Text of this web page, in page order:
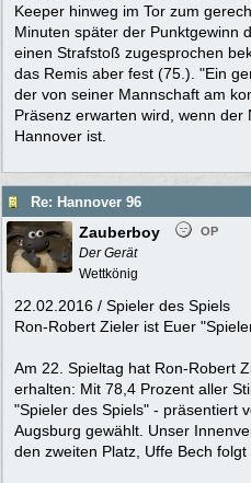
Keeper hinweg im Tor zum
Minuten später der Punktgewinn
einen Strafstoß zugesprochen
das Remis aber fest (75.). "Ein
der von seiner Mannschaft am
Präsenz erwarten wird, wenn
Hannover ist.
Re: Hannover 96
Zauberboy OP
Der Gerät
Wettkönig
22.02.2016 / Spieler des Spiels
Ron-Robert Zieler ist Euer
Am 22. Spieltag hat Ron-Robert
erhalten: Mit 78,4 Prozent aller
"Spieler des Spiels" - präsentiert
Augsburg gewählt. Unser
den zweiten Platz, Uffe Bech